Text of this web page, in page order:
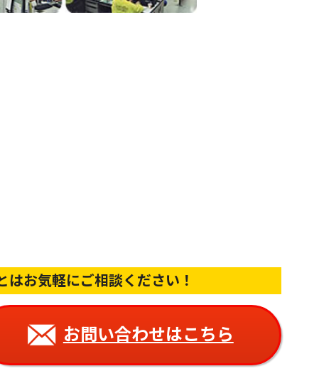
はお気軽にご相談ください！
お問い合わせはこちら